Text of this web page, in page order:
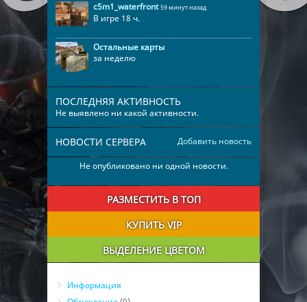
c5m1_waterfront 59 минут назад
В игре 18 ч.
Остальные карты
за неделю
ПОСЛЕДНЯЯ АКТИВНОСТЬ
Не выявлено ни какой активности.
Добавить новость
НОВОСТИ СЕРВЕРА
Не опубликовано ни одной новости.
РАЗМЕСТИТЬ В ТОП
КУПИТЬ VIP
ВЫДЕЛЕНИЕ ЦВЕТОМ
Информация